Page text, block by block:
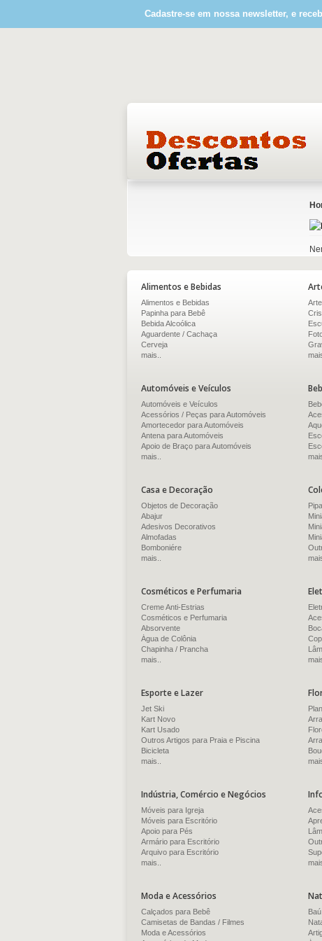
Cadastre-se em nossa newsletter, e
Alimentos e Bebidas
Alimentos e Bebidas
Papinha para Bebê
Bebida Alcoólica
Aguardente / Cachaça
Cerveja
mais..
Automóveis e Veículos
Automóveis e Veículos
Acessórios / Peças para Automóveis
Amortecedor para Automóveis
Antena para Automóveis
Apoio de Braço para Automóveis
mais..
Casa e Decoração
Objetos de Decoração
Abajur
Adesivos Decorativos
Almofadas
Bomboniére
mais..
Pipa
Cosméticos e Perfumaria
Creme Anti-Estrias
Cosméticos e Perfumaria
Absorvente
Água de Colônia
Chapinha / Prancha
mais..
Esporte e Lazer
Jet Ski
Kart Novo
Kart Usado
Outros Artigos para Praia e Piscina
Bicicleta
mais..
Indústria, Comércio e Negócios
Móveis para Igreja
Móveis para Escritório
Apoio para Pés
Armário para Escritório
Arquivo para Escritório
mais..
Moda e Acessórios
Calçados para Bebê
Camisetas de Bandas / Filmes
Moda e Acessórios